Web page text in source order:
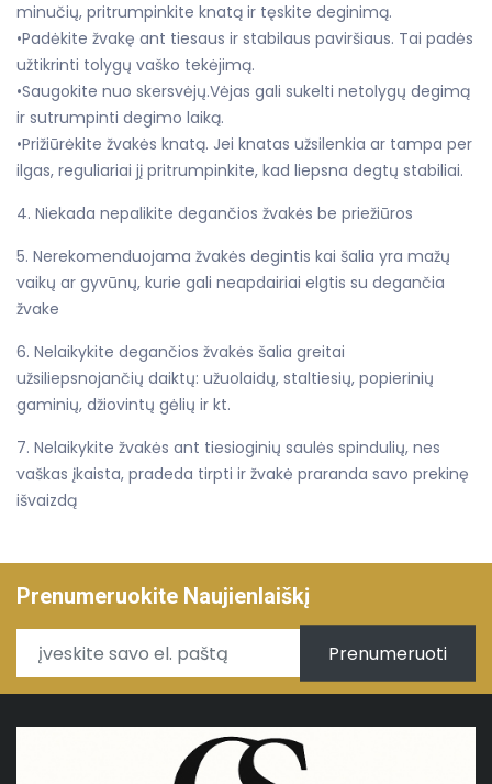
minučių, pritrumpinkite knatą ir tęskite deginimą.
•Padėkite žvakę ant tiesaus ir stabilaus paviršiaus. Tai padės
užtikrinti tolygų vaško tekėjimą.
•Saugokite nuo skersvėjų.Vėjas gali sukelti netolygų degimą
ir sutrumpinti degimo laiką.
•Prižiūrėkite žvakės knatą. Jei knatas užsilenkia ar tampa per
ilgas, reguliariai jį pritrumpinkite, kad liepsna degtų stabiliai.
4. Niekada nepalikite degančios žvakės be priežiūros
5. Nerekomenduojama žvakės degintis kai šalia yra mažų
vaikų ar gyvūnų, kurie gali neapdairiai elgtis su degančia
žvake
6. Nelaikykite degančios žvakės šalia greitai
užsiliepsnojančių daiktų: užuolaidų, staltiesių, popierinių
gaminių, džiovintų gėlių ir kt.
7. Nelaikykite žvakės ant tiesioginių saulės spindulių, nes
vaškas įkaista, pradeda tirpti ir žvakė praranda savo prekinę
išvaizdą
Prenumeruokite Naujienlaiškį
Prenumeruoti